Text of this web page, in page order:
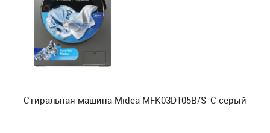
Стиральная машина Midea MFK03D105B/S-C серый